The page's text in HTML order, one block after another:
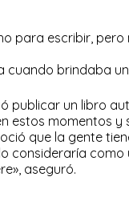
para escribir,
cuando brindaba
publicar un libro
estos momentos
que la gente
consideraría como
aseguró.